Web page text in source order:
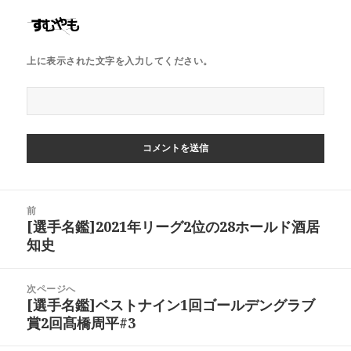
上に表示された文字を入力してください。
前
前
の
稿:
[選手名鑑]2021年リーグ2位の28ホールド酒居
知史
次ページへ
次
の
[選手名鑑]ベストナイン1回ゴールデングラブ
賞2回髙橋周平#3